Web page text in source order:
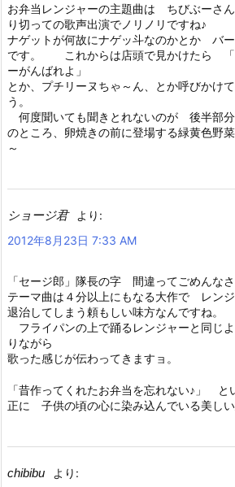
お弁当レンジャーの主題曲は ちびぶーさ
り切っての歌声出演でノリノリですね♪
ナゲットが何故にナゲッ斗なのかとか バ
です。 これからは店頭で見かけたら 「
ーがんばれよ」
とか、プチリーヌちゃ～ん、とか呼びかけ
う。
何度聞いても聞きとれないのが 後半部
のところ、卵焼きの前に登場する緑黄色野
～
ショージ君
より:
2012年8月23日 7:33 AM
「セージ郎」隊長の字 間違ってごめんなさ
テーマ曲は４分以上にもなる大作で レン
退治してしまう頼もしい味方なんですね。
フライパンの上で踊るレンジャーと同じ
りながら
歌った感じが伝わってきますョ。
「昔作ってくれたお弁当を忘れない♪」 と
正に 子供の頃の心に染み込んでいる美しい
chibibu
より: